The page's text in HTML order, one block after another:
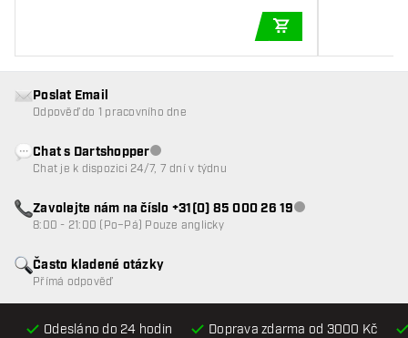
Odesláno do 24 hodin Doprava zdarma od 3000 Kč
Často kladené otázky
Přímá odpověď
Poslat Email
Odpověď do 1 pracovního dne
Chat s DartshopperZákaznický servis nedostupný
Chat je k dispozici 24/7, 7 dní v týdnu
Zavolejte nám na číslo +31(0) 85 000 26 19Zákaznický servis
8:00 - 21:00 (Po–Pá) Pouze anglicky